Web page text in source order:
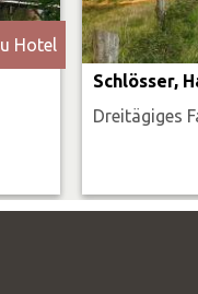
Hotel
Schlösser,
Dreitägiges